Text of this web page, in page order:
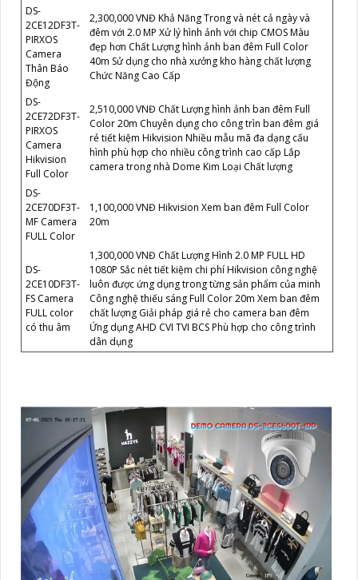
DS-
2CE12DF3T-
PIRXOS
Camera
Thân Báo
Động
2,300,000 VNĐ Khả Năng Trong và nét cả ngày và
đêm với 2.0 MP Xử lý hình ảnh với chip CMOS Màu
đẹp hơn Chất Lượng hình ảnh ban đêm Full Color
40m Sử dụng cho nhà xưởng kho hàng chất lượng
Chức Năng Cao Cấp
DS-
2CE72DF3T-
PIRXOS
Camera
Hikvision
Full Color
2,510,000 VNĐ Chất Lượng hình ảnh ban đêm Full
Color 20m Chuyên dụng cho công trìn ban đêm giá
rẻ tiết kiệm Hikvision Nhiều mẫu mã đa dạng cấu
hình phù hợp cho nhiều công trình cao cấp Lắp
camera trong nhà Dome Kim Loại Chất lượng
DS-
2CE70DF3T-
MF Camera
FULL Color
1,100,000 VNĐ Hikvision Xem ban đêm Full Color
20m
DS-
2CE10DF3T-
FS Camera
FULL color
có thu âm
1,300,000 VNĐ Chất Lượng Hình 2.0 MP FULL HD
1080P Sắc nét tiết kiệm chi phí Hikvision công nghệ
luôn được ứng dụng trong từng sản phẩm của minh
Công nghệ thiếu sáng Full Color 20m Xem ban đêm
chất lượng Giải pháp giá rẻ cho camera ban đêm
Ứng dụng AHD CVI TVI BCS Phù hợp cho công trình
dân dụng